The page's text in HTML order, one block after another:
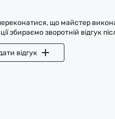
що майстер
збираємо зворотній відгук
відгук